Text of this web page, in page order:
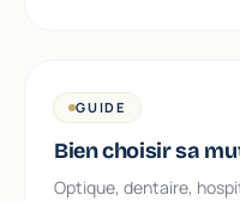
GUIDE
Bien choisir sa
Optique, dentaire,